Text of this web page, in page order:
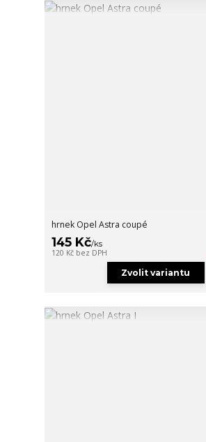
hrnek Opel Astra coupé
145 Kč/ks
120 Kč bez DPH
Zvolit variantu